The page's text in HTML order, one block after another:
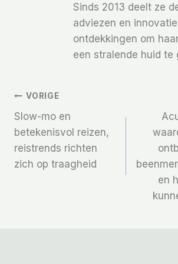
Sinds 2013 deelt ze
adviezen en
ontdekkingen om
een stralende huid te
Bericht
Navigatie
VORIGE
Slow-mo en
betekenisvol reizen,
reistrends richten
zich op traagheid
en